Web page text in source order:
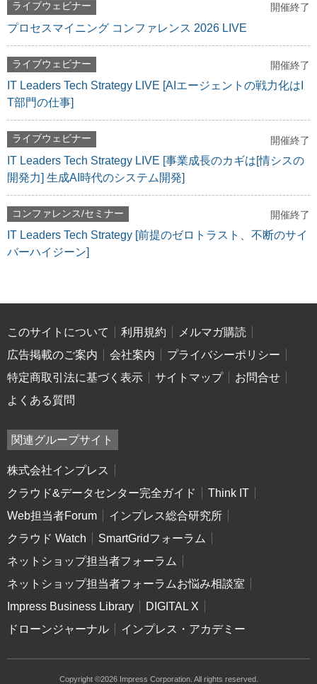
ライブウェビナー 開催終了
プロセスマイニング コンファレンス 2026 LIVE
ライブウェビナー 開催終了
IT Leaders Tech Strategy LIVE [AIエージェントの戦力化はI
T部門の仕事]
ライブウェビナー 開催終了
IT Leaders Tech Strategy LIVE [事業成長のカギは[情シスの
開発力] 生成AI時代のシステム開発]
コンファレンス/セミナー 開催終了
IT Leaders Tech Strategy [前提のゼロトラスト、不断のサイ
バーハイジーン]
このサイトについて 利用規約
メルマガ購読
広告掲載のご案内
会社案内
プライバシーポリシー
特定商取引法に基づく表示
サイトマップ
お問合せ
よくある質問
関連グループサイト
株式会社インプレス
クラウド&データセンター完全ガイド
Think IT
Web担当者Forum
インプレス総合研究所
クラウド Watch
SmartGridフォーラム
ネットショップ担当者フォーラム
ネットショップ担当者フォーラムお悩み相談室
Impress Business Library
DIGITAL X
ドローンジャーナル
インプレス・アカデミー
Copyright ©2026 Impress Corporation. All rights reserved.